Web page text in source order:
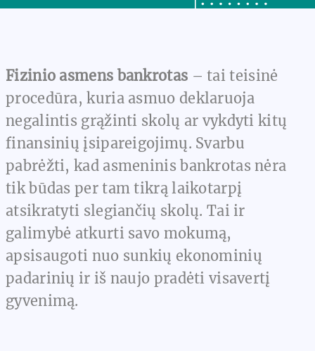
Fizinio asmens bankrotas – tai teisinė
procedūra, kuria asmuo deklaruoja
negalintis grąžinti skolų ar vykdyti kitų
finansinių įsipareigojimų. Svarbu
pabrėžti, kad asmeninis bankrotas nėra
tik būdas per tam tikrą laikotarpį
atsikratyti slegiančių skolų. Tai ir
galimybė atkurti savo mokumą,
apsisaugoti nuo sunkių ekonominių
padarinių ir iš naujo pradėti visavertį
gyvenimą.